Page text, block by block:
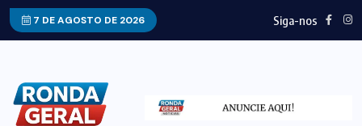
7 DE AGOSTO DE 2026 Siga-nos